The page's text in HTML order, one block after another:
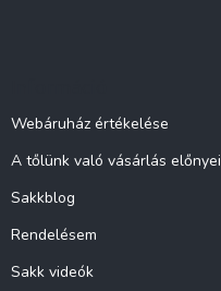
Webáruház értékelése
A tőlünk való vásárlás előnyei
Sakkblog
Rendelésem
Sakk videók